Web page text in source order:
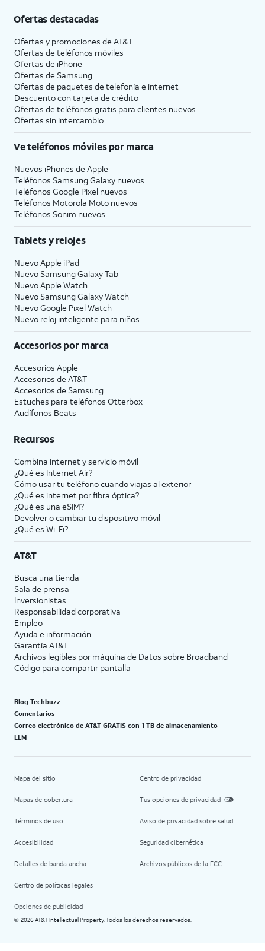
Ofertas destacadas
Ofertas y promociones de AT&T
Ofertas de teléfonos móviles
Ofertas de iPhone
Ofertas de Samsung
Ofertas de paquetes de telefonía e internet
Descuento con tarjeta de crédito
Ofertas de teléfonos gratis para clientes nuevos
Ofertas sin intercambio
Ve teléfonos móviles por marca
Nuevos iPhones de Apple
Teléfonos Samsung Galaxy nuevos
Teléfonos Google Pixel nuevos
Teléfonos Motorola Moto nuevos
Teléfonos Sonim nuevos
Tablets y relojes
Nuevo Apple iPad
Nuevo Samsung Galaxy Tab
Nuevo Apple Watch
Nuevo Samsung Galaxy Watch
Nuevo Google Pixel Watch
Nuevo reloj inteligente para niños
Accesorios por marca
Accesorios Apple
Accesorios de AT&T
Accesorios de Samsung
Estuches para teléfonos Otterbox
Audífonos Beats
Recursos
Combina internet y servicio móvil
¿Qué es Internet Air?
Cómo usar tu teléfono cuando viajas al exterior
¿Qué es internet por fibra óptica?
¿Qué es una eSIM?
Devolver o cambiar tu dispositivo móvil
¿Qué es Wi-Fi?
AT&T
Busca una tienda
Sala de prensa
Inversionistas
Responsabilidad corporativa
Empleo
Ayuda e información
Garantía AT&T
Archivos legibles por máquina de Datos sobre Broadband
Código para compartir pantalla
Blog Techbuzz
Comentarios
Correo electrónico de AT&T GRATIS con 1 TB de almacenamiento
LLM
Mapa del sitio
Mapas de cobertura
Términos de uso
Accesibilidad
Detalles de banda ancha
Centro de políticas legales
Opciones de publicidad
Centro de privacidad
Tus opciones de privacidad
Aviso de privacidad sobre salud
Seguridad cibernética
Archivos públicos de la FCC
© 2026 AT&T Intellectual Property. Todos los derechos reservados.